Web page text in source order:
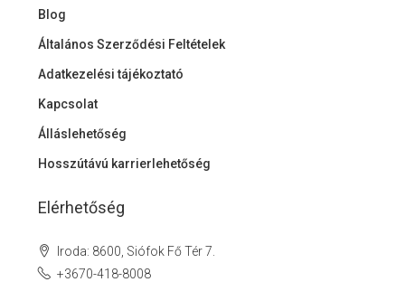
Blog
Általános Szerződési Feltételek
Adatkezelési tájékoztató
Kapcsolat
Álláslehetőség
Hosszútávú karrierlehetőség
Elérhetőség
Iroda: 8600, Siófok Fő Tér 7.
+3670-418-8008